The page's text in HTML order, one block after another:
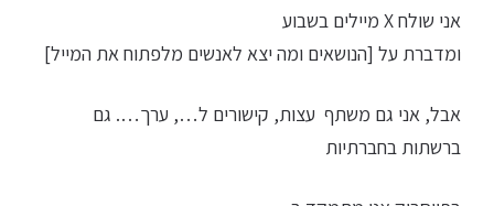
אני שולח X מיילים בשבוע
ומדברת על [הנושאים ומה יצא לאנשים מלפתוח את המייל]
אבל, אני גם משתף עצות, קישורים ל…, ערך…. גם
ברשתות בחברתיות